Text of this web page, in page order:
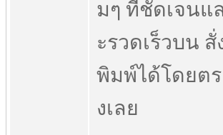
มๆ ที่ชัดเจนแล
ะรวดเร็วบน สั่
พิมพ์ได้โดยตร
งเลย